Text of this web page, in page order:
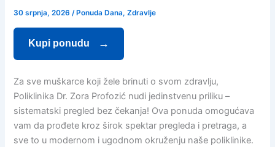
30 srpnja, 2026/ Ponuda Dana,Zdravlje
Kupi ponudu
Za sve muškarce koji žele brinuti o svom zdravlju,
Poliklinika Dr. Zora Profozić nudi jedinstvenu priliku –
sistematski pregled bez čekanja! Ova ponuda omogućava
vam da prođete kroz širok spektar pregleda i pretraga, a
sve to u modernom i ugodnom okruženju naše poliklinike.